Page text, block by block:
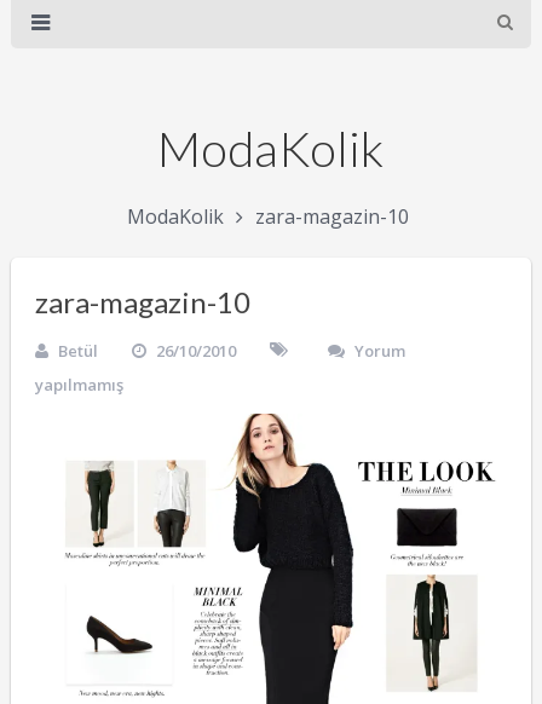
ModaKolik
ModaKolik zara-magazin-10
zara-magazin-10
Betül 26/10/2010
Yorum
yapılmamış